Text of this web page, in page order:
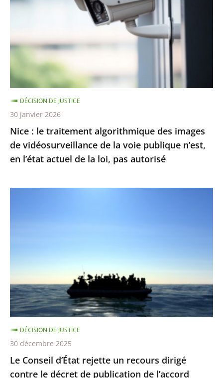
traitement
images
vidéosurveillance
de
la
voie
publique
n’est,
en
actuel
Nice : le traitement algorithmique des images
de vidéosurveillance de la voie publique n’est,
en l’état actuel de la loi, pas autorisé
DÉCISION DE JUSTICE
30 janvier 2026
recours
contre
le
décret
de
publication
de
l’accord
Le Conseil d’État rejette un recours dirigé
contre le décret de publication de l’accord
DÉCISION DE JUSTICE
30 décembre 2025